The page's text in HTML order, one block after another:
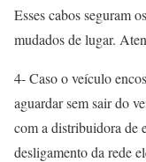
Esses cabos seguram
mudados de lugar.
4- Caso o veículo
aguardar sem sair do
com a distribuidora de
desligamento da rede